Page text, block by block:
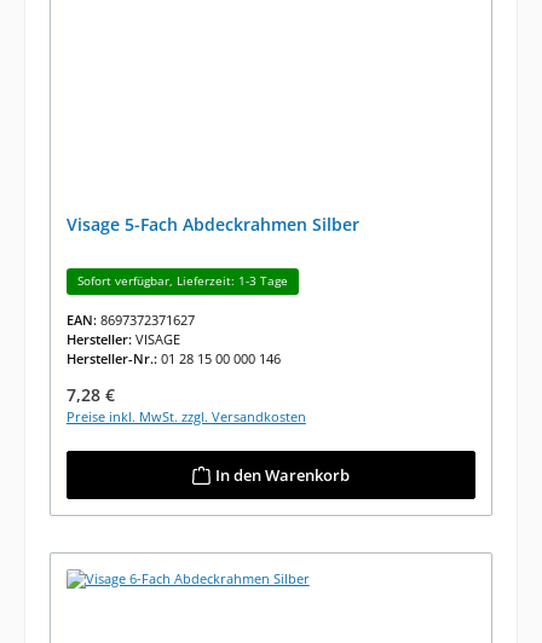
Visage 5-Fach Abdeckrahmen Silber
Sofort verfügbar, Lieferzeit: 1-3 Tage
EAN: 8697372371627
Hersteller: VISAGE
Hersteller-Nr.: 01 28 15 00 000 146
Regulärer Preis:
7,28 €
Preise inkl. MwSt. zzgl. Versandkosten
In den Warenkorb